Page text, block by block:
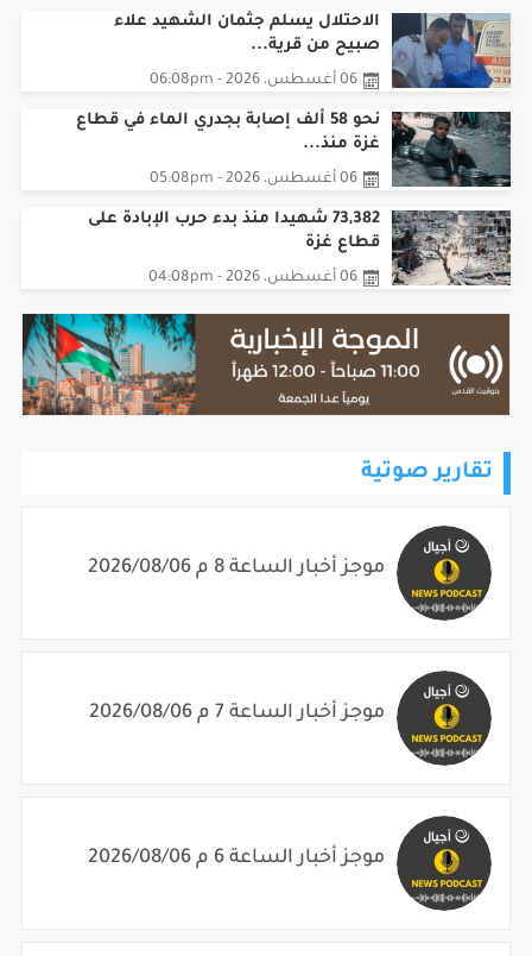
الاحتلال يسلم جثمان الشهيد علاء
صبيح من قرية...
06 أغسطس، 2026 - 06:08pm
نحو 58 ألف إصابة بجدري الماء في قطاع
غزة منذ...
06 أغسطس، 2026 - 05:08pm
73,382 شهيدا منذ بدء حرب الإبادة على
قطاع غزة
06 أغسطس، 2026 - 04:08pm
تقارير صوتية
موجز أخبار الساعة 8 م 2026/08/06
موجز أخبار الساعة 7 م 2026/08/06
موجز أخبار الساعة 6 م 2026/08/06